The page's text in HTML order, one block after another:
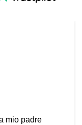
mio padre